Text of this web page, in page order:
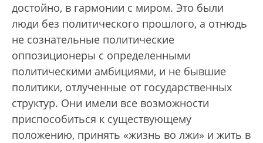
достойно, в гармонии с миром. Это были
люди без политического прошлого, а отнюдь
не сознательные политические
оппозиционеры с определенными
политическими амбициями, и не бывшие
политики, отлученные от государственных
структур. Они имели все возможности
приспособиться к существующему
положению, принять «жизнь во лжи» и жить в